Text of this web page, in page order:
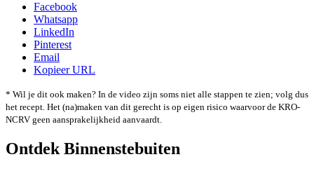
Facebook
Whatsapp
LinkedIn
Pinterest
Email
Kopieer URL
* Wil je dit ook maken? In de video zijn soms niet alle stappen te zien; volg dus
het recept. Het (na)maken van dit gerecht is op eigen risico waarvoor de KRO-
NCRV geen aansprakelijkheid aanvaardt.
Ontdek Binnenstebuiten